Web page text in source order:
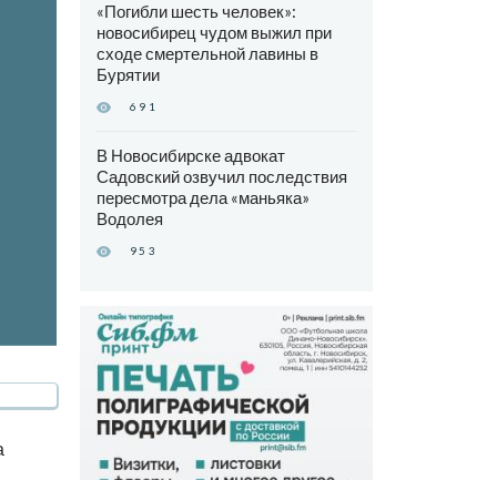
«Погибли шесть человек»:
новосибирец чудом выжил при
сходе смертельной лавины в
Бурятии
691
В Новосибирске адвокат
Садовский озвучил последствия
пересмотра дела «маньяка»
Водолея
953